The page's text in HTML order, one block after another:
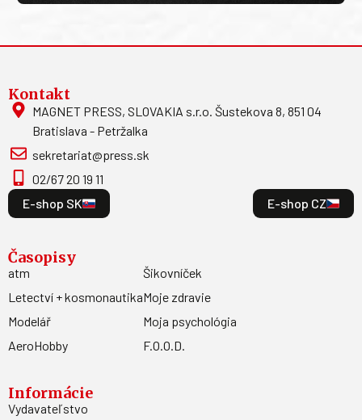
Kontakt
MAGNET PRESS, SLOVAKIA s.r.o. Šustekova 8, 851 04
Bratislava - Petržalka
sekretariat@press.sk
02/67 20 19 11
E-shop SK
E-shop CZ
Časopisy
atm
Letectví + kosmonautika
Modelář
AeroHobby
Šikovníček
Moje zdravie
Moja psychológia
F.O.O.D.
Informácie
Vydavateľstvo